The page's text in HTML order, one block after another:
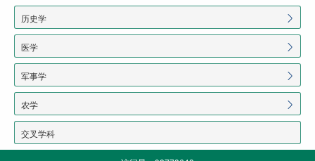
历史学
医学
军事学
农学
交叉学科